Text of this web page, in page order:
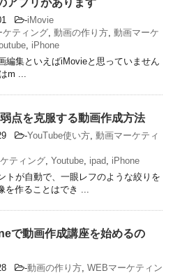
アプリがあります
-iMovie
ケティング, 動画の作り方, 動画マーケ
, iPhone
編集といえばiMovieと思っていません
m ...
点を克服する動画作成方法
-YouTube使い方, 動画マーケティ
ティング, Youtube, ipad, iPhone
トが自動で、一眼レフのような絞りを
を作ることはでき ...
で動画作成講座を始めるの
-動画の作り方, WEBマーケティン